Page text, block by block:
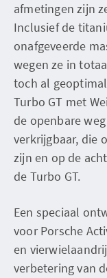
afmetingen zijn
Inclusief de
onafgeveerde
wegen ze in
toch al
Turbo GT met
de openbare
verkrijgbaar, die
zijn en op de
de Turbo GT.
Een speciaal
voor Porsche
en
verbetering van